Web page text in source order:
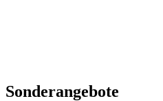
Sonderangebote